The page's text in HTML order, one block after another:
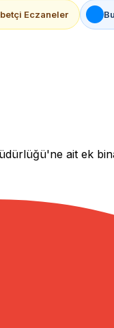
Eczaneler
ait ek